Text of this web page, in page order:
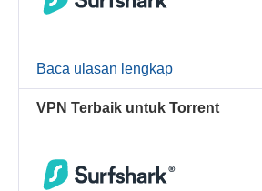
Baca ulasan lengkap
VPN Terbaik untuk Torrent